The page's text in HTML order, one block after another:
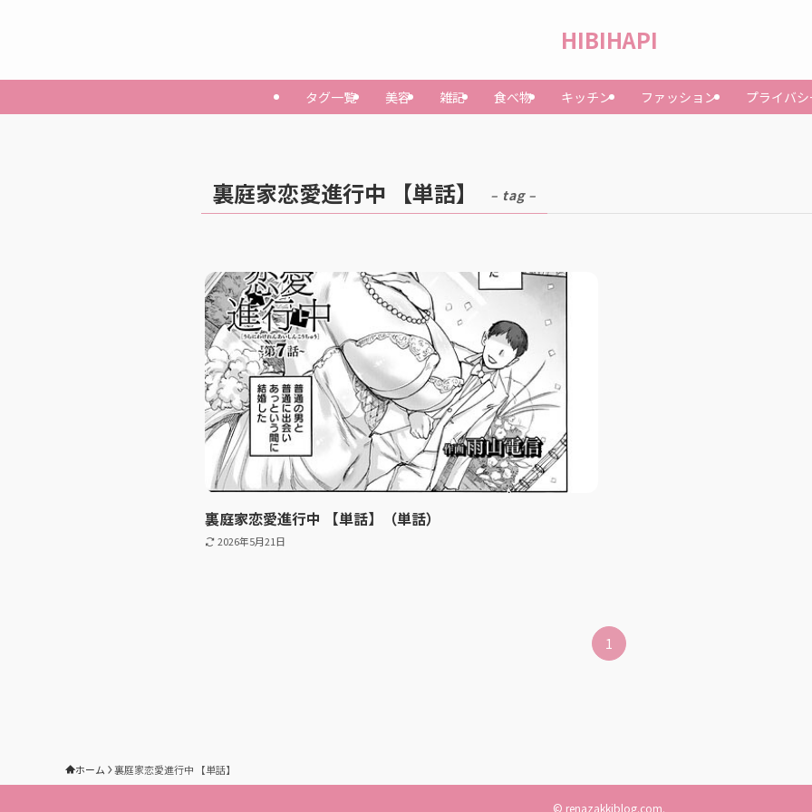
HIBIHAPI
タグ一覧 美容 雑記 食べ物 キッチン ファッション プライバ
裏庭家恋愛進行中 【単話】 – tag –
裏庭家恋愛進行中 【単話】（単話）
2026年5月21日
1
ホーム 裏庭家恋愛進行中 【単話】
© renazakkiblog.com.